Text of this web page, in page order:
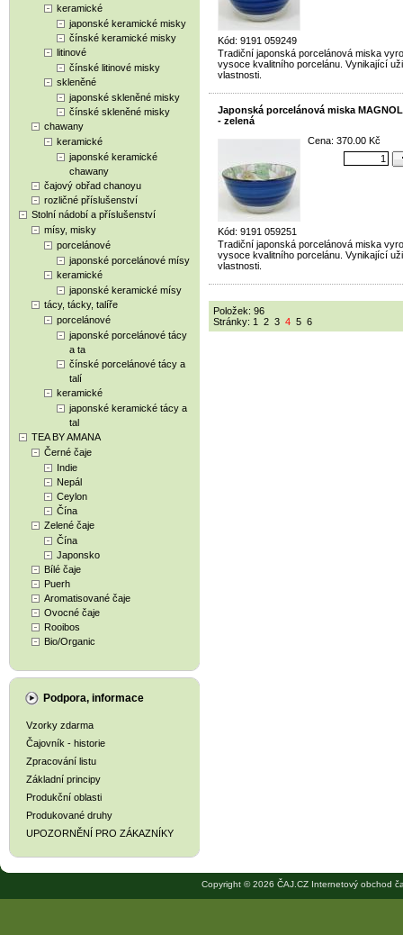
keramické
japonské keramické misky
čínské keramické misky
litinové
čínské litinové misky
skleněné
japonské skleněné misky
čínské skleněné misky
chawany
keramické
japonské keramické
chawany
čajový obřad chanoyu
rozličné příslušenství
Stolní nádobí a příslušenství
mísy, misky
porcelánové
japonské porcelánové mísy
keramické
japonské keramické mísy
tácy, tácky, talíře
porcelánové
japonské porcelánové tácy
a ta
čínské porcelánové tácy a
talí
keramické
japonské keramické tácy a
tal
TEA BY AMANA
Černé čaje
Indie
Nepál
Ceylon
Čína
Zelené čaje
Čína
Japonsko
Bílé čaje
Puerh
Aromatisované čaje
Ovocné čaje
Rooibos
Bio/Organic
Podpora, informace
Vzorky zdarma
Čajovník - historie
Zpracování listu
Základní principy
Produkční oblasti
Produkované druhy
UPOZORNĚNÍ PRO ZÁKAZNÍKY
Kód: 9191 059249
Tradiční japonská porcelánová miska
vysoce kvalitního porcelánu. Vynikající
vlastnosti.
Japonská porcelánová miska
- zelená
Kód: 9191 059251
Cena: 370.00 Kč
Tradiční japonská porcelánová miska
vysoce kvalitního porcelánu. Vynikající
vlastnosti.
Položek: 96
Stránky: 1 2 3 4 5 6
Copyright © 2026 ČAJ.CZ Internetový obchod